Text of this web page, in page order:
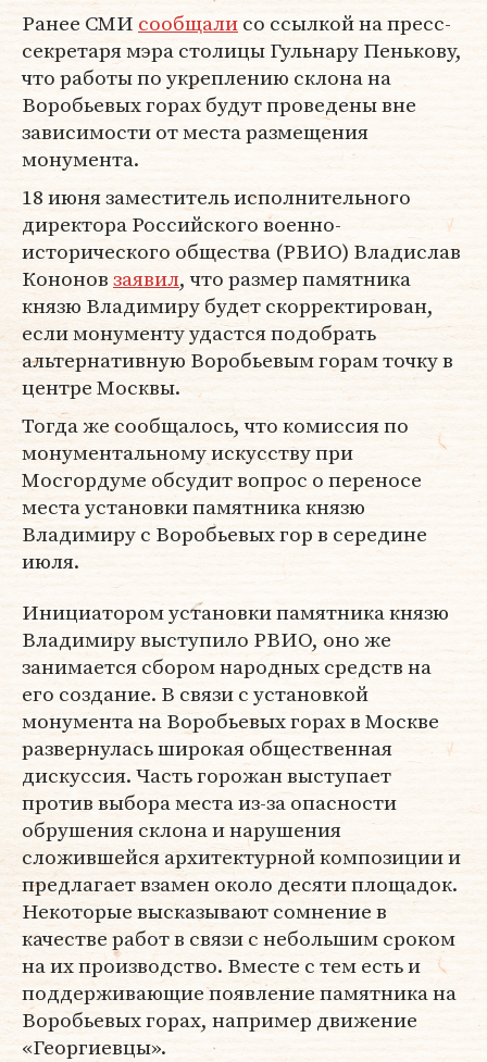
Ранее СМИ сообщалисо ссылкой на пресс-
секретаря мэра столицы Гульнару Пенькову,
что работы по укреплению склона на
Воробьевых горах будут проведены вне
зависимости от места размещения
монумента.
18 июня заместитель исполнительного
директора Российского военно-
исторического общества (РВИО) Владислав
Кононовзаявил, что размер памятника
князю Владимиру будет скорректирован,
если монументу удастся подобрать
альтернативную Воробьевым горам точку в
центре Москвы.
Тогда же сообщалось, что комиссия по
монументальному искусству при
Мосгордуме обсудит вопрос о переносе
места установки памятника князю
Владимиру с Воробьевых гор в середине
июля.
Инициатором установки памятника князю
Владимиру выступило РВИО, оно же
занимается сбором народных средств на
его создание. В связи с установкой
монумента на Воробьевых горах в Москве
развернулась широкая общественная
дискуссия. Часть горожан выступает
против выбора места из-за опасности
обрушения склона и нарушения
сложившейся архитектурной композиции и
предлагает взамен около десяти площадок.
Некоторые высказывают сомнение в
качестве работ в связи с небольшим сроком
на их производство. Вместе с тем есть и
поддерживающие появление памятника на
Воробьевых горах, например движение
«Георгиевцы».